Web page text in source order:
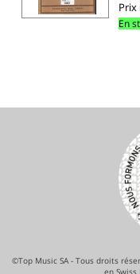
En
©Top Music SA - Tous droits